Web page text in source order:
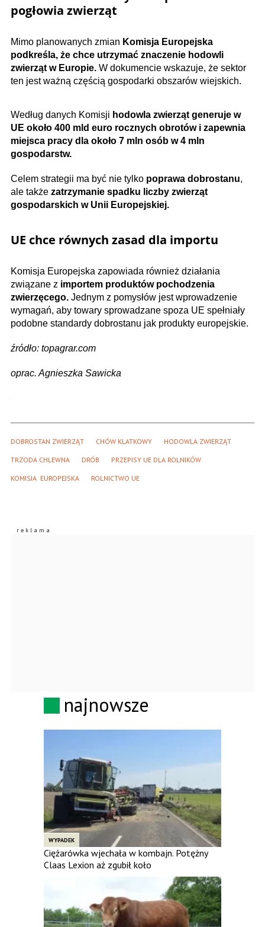
pogłowia zwierząt
Mimo planowanych zmian Komisja Europejska
podkreśla, że chce utrzymać znaczenie hodowli
zwierząt w Europie. W dokumencie wskazuje, że sektor
ten jest ważną częścią gospodarki obszarów wiejskich.
Według danych Komisji hodowla zwierząt generuje w
UE około 400 mld euro rocznych obrotów i zapewnia
miejsca pracy dla około 7 mln osób w 4 mln
gospodarstw.
Celem strategii ma być nie tylko poprawa dobrostanu,
ale także zatrzymanie spadku liczby zwierząt
gospodarskich w Unii Europejskiej.
UE chce równych zasad dla importu
Komisja Europejska zapowiada również działania
związane z importem produktów pochodzenia
zwierzęcego. Jednym z pomysłów jest wprowadzenie
wymagań, aby towary sprowadzane spoza UE spełniały
podobne standardy dobrostanu jak produkty europejskie.
źródło: topagrar.com
oprac. Agnieszka Sawicka
DOBROSTAN ZWIERZĄT CHÓW KLATKOWY HODOWLA ZWIERZĄT
TRZODA CHLEWNA DRÓB PRZEPISY UE DLA ROLNIKÓW
KOMISJA  EUROPEJSKA ROLNICTWO UE
najnowsze
WYPADEK
Ciężarówka wjechała w kombajn. Potężny
Claas Lexion aż zgubił koło